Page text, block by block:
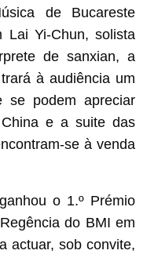
de Bucareste
Lai Yi-Chun, solista
de sanxian, a
à audiência um
se podem apreciar
e a suite das
se à venda
o 1.º Prémio
do BMI em
actuar, sob convite,